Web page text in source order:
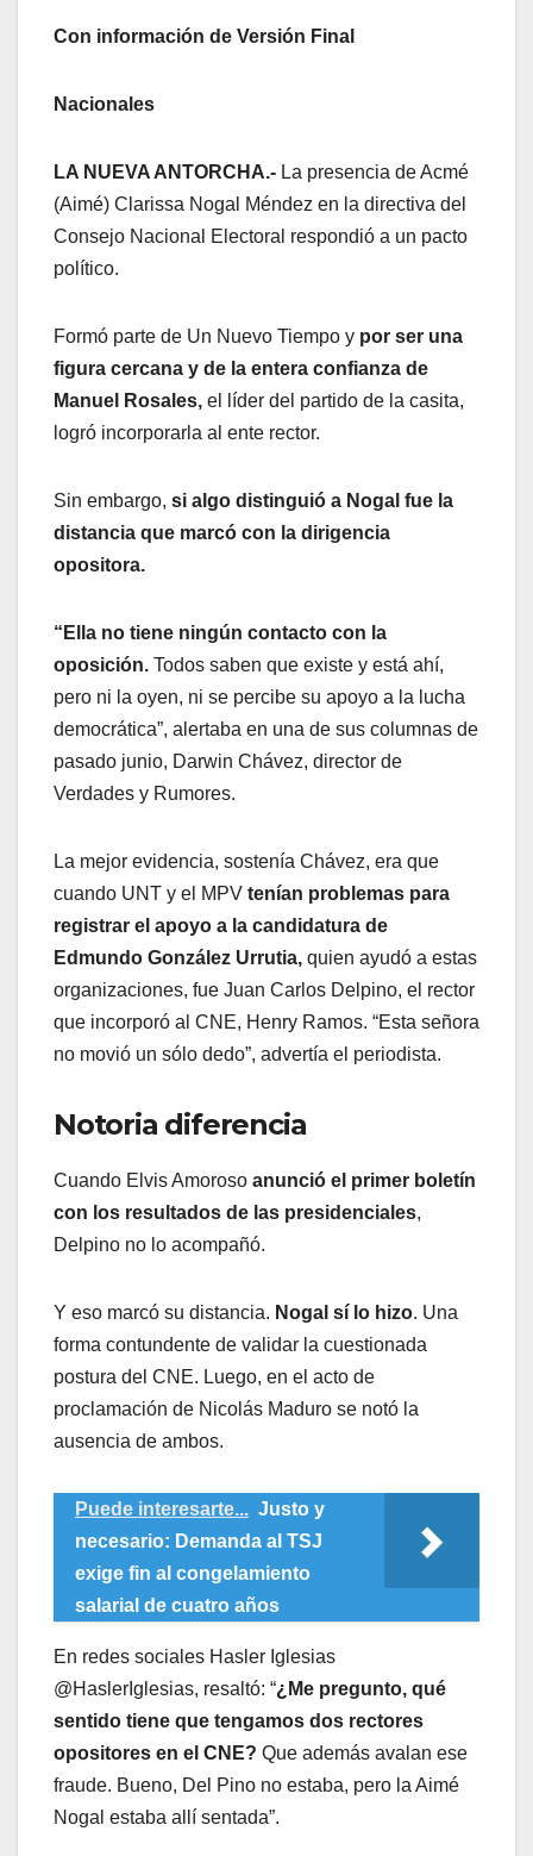
Con información de Versión Final
Nacionales
LA NUEVA ANTORCHA.- La presencia de Acmé
(Aimé) Clarissa Nogal Méndez en la directiva del
Consejo Nacional Electoral respondió a un pacto
político.
Formó parte de Un Nuevo Tiempo y por ser una
figura cercana y de la entera confianza de
Manuel Rosales, el líder del partido de la casita,
logró incorporarla al ente rector.
Sin embargo, si algo distinguió a Nogal fue la
distancia que marcó con la dirigencia
opositora.
“Ella no tiene ningún contacto con la
oposición. Todos saben que existe y está ahí,
pero ni la oyen, ni se percibe su apoyo a la lucha
democrática”, alertaba en una de sus columnas de
pasado junio, Darwin Chávez, director de
Verdades y Rumores.
La mejor evidencia, sostenía Chávez, era que
cuando UNT y el MPV tenían problemas para
registrar el apoyo a la candidatura de
Edmundo González Urrutia, quien ayudó a estas
organizaciones, fue Juan Carlos Delpino, el rector
que incorporó al CNE, Henry Ramos. “Esta señora
no movió un sólo dedo”, advertía el periodista.
Notoria diferencia
Cuando Elvis Amoroso anunció el primer boletín
con los resultados de las presidenciales,
Delpino no lo acompañó.
Y eso marcó su distancia. Nogal sí lo hizo. Una
forma contundente de validar la cuestionada
postura del CNE. Luego, en el acto de
proclamación de Nicolás Maduro se notó la
ausencia de ambos.
Puede interesarte... Justo y
necesario: Demanda al TSJ
exige fin al congelamiento
salarial de cuatro años
En redes sociales Hasler Iglesias
@HaslerIglesias, resaltó: “¿Me pregunto, qué
sentido tiene que tengamos dos rectores
opositores en el CNE? Que además avalan ese
fraude. Bueno, Del Pino no estaba, pero la Aimé
Nogal estaba allí sentada”.